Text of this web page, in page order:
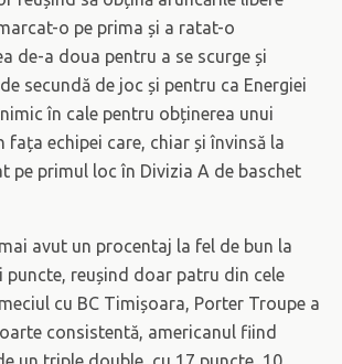
o pe prima și a ratat-o
de-a doua pentru a se scurge și
secundă de joc și pentru ca Energiei
în cale pentru obținerea unui
fața echipei care, chiar și învinsă la
pe primul loc în Divizia A de baschet
avut un procentaj la fel de bun la
puncte, reușind doar patru din cele
cu BC Timișoara, Porter Troupe a
consistentă, americanul fiind